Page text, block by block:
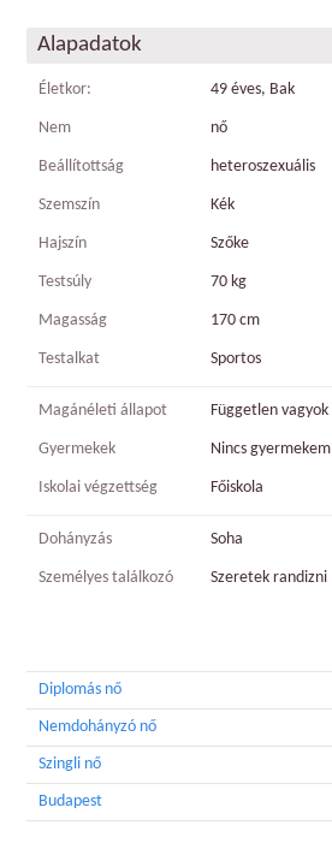
Alapadatok
Életkor: 49 éves, Bak
Nem nő
Beállítottság heteroszexuális
Szemszín Kék
Hajszín Szőke
Testsúly 70 kg
Magasság 170 cm
Testalkat Sportos
Magánéleti állapot Független vagyok
Gyermekek Nincs gyermekem
Iskolai végzettség Főiskola
Dohányzás Soha
Személyes találkozó Szeretek randizni
Diplomás nő
Nemdohányzó nő
Szingli nő
Budapest